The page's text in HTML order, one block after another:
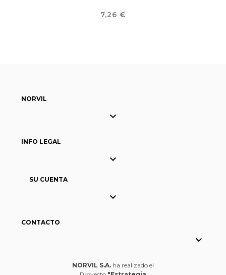
Precio
7,26 €
NORVIL

INFO LEGAL

SU CUENTA

CONTACTO

NORVIL S.A. ha realizado el